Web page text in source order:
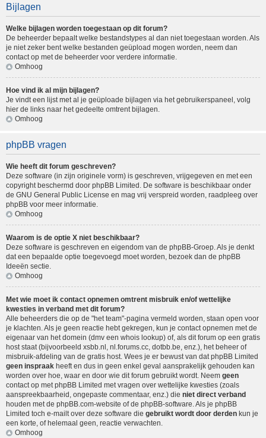
Bijlagen
Welke bijlagen worden toegestaan op dit forum?
De beheerder bepaalt welke bestandstypes al dan niet toegestaan worden. Als
je niet zeker bent welke bestanden geüpload mogen worden, neem dan
contact op met de beheerder voor verdere informatie.
Omhoog
Hoe vind ik al mijn bijlagen?
Je vindt een lijst met al je geüploade bijlagen via het gebruikerspaneel, volg
hier de links naar het gedeelte omtrent bijlagen.
Omhoog
phpBB vragen
Wie heeft dit forum geschreven?
Deze software (in zijn originele vorm) is geschreven, vrijgegeven en met een
copyright beschermd door phpBB Limited . De software is beschikbaar onder
de GNU General Public License en mag vrij verspreid worden, raadpleeg over
phpBB voor meer informatie.
Omhoog
Waarom is de optie X niet beschikbaar?
Deze software is geschreven en eigendom van de phpBB-Groep. Als je denkt
dat een bepaalde optie toegevoegd moet worden, bezoek dan de phpBB
Ideeën sectie.
Omhoog
Met wie moet ik contact opnemen omtrent misbruik en/of wettelijke
kwesties in verband met dit forum?
Alle beheerders die op de "het team"-pagina vermeld worden, staan open voor
je klachten. Als je geen reactie hebt gekregen, kun je contact opnemen met de
eigenaar van het domein (dmv een whois lookup) of, als dit forum op een gratis
host staat (bijvoorbeeld xsbb.nl, nl.forums.cc, dotbb.be, enz.), het beheer of
misbruik-afdeling van de gratis host. Wees je er bewust van dat phpBB Limited
geen inspraak heeft en dus in geen enkel geval aansprakelijk gehouden kan
worden over hoe, waar en door wie dit forum gebruikt wordt. Neem geen
contact op met phpBB Limited met vragen over wettelijke kwesties (zoals
aanspreekbaarheid, ongepaste commentaar, enz.) die niet direct verband
houden met de phpBB.com-website of de phpBB-software. Als je phpBB
Limited toch e-mailt over deze software die gebruikt wordt door derden kun je
een korte, of helemaal geen, reactie verwachten.
Omhoog